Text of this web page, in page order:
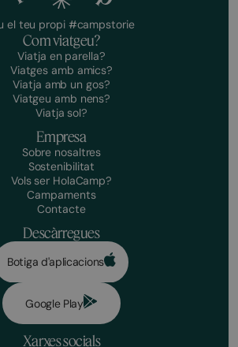
el teu propi #campstorie
Com viatgeu?
Viatja en parella?
Viatges amb amics?
Viatja amb un gos?
Viatgeu amb nens?
Viatja sol?
Empresa
Sobre nosaltres
Sostenibilitat
Vols ser HolaCamp?
Campaments
Contacte
Descàrregues
Botiga d'aplicacions
Google Play
Xarxes socials